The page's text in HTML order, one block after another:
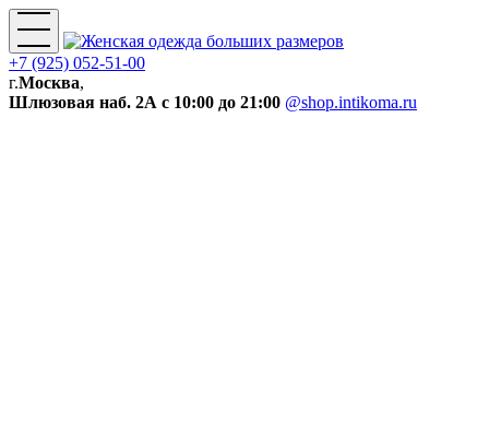
+7 (925) 052-51-00
г.Москва,
Шлюзовая наб. 2А с 10:00 до 21:00 @shop.intikoma.ru